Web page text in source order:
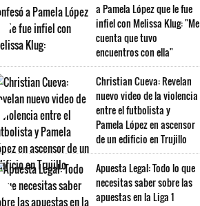
a Pamela López que le fue
infiel con Melissa Klug: "Me
cuenta que tuvo
encuentros con ella"
Christian Cueva: Revelan
nuevo video de la violencia
entre el futbolista y
Pamela López en ascensor
de un edificio en Trujillo
Apuesta Legal: Todo lo que
necesitas saber sobre las
apuestas en la Liga 1